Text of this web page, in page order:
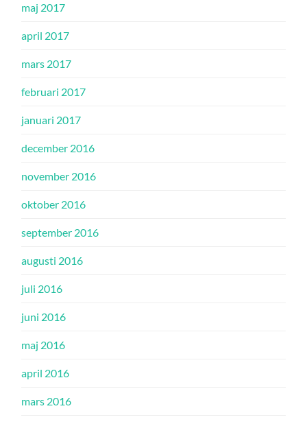
maj 2017
april 2017
mars 2017
februari 2017
januari 2017
december 2016
november 2016
oktober 2016
september 2016
augusti 2016
juli 2016
juni 2016
maj 2016
april 2016
mars 2016